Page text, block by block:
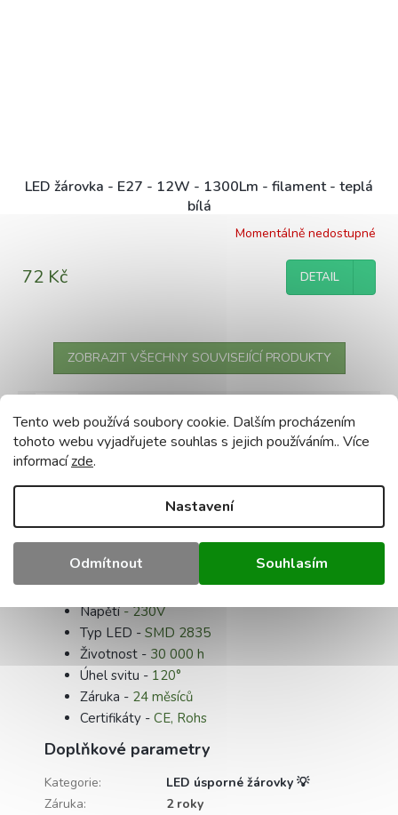
Tento web používá soubory cookie. Dalším procházením
tohoto webu vyjadřujete souhlas s jejich používáním.. Více
informacízde.
Nastavení
Odmítnout Souhlasím
LED žárovka - E27 - 12W - 1300Lm - filament - teplá
bílá
produktu
je
hvězdiček.
Momentálně nedostupné
72 Kč DETAIL
ZOBRAZIT VŠECHNY SOUVISEJÍCÍ PRODUKTY
Detailní popis produktu
Parametry:
Barva -teplá bílá
Teplota barvy -3000K
Příkon -7W
Světelný tok- 590Lm
Napětí- 230V
Typ LED - SMD 2835
Životnost - 30 000 h
Úhel svitu - 120°
Záruka - 24 měsíců
Certifikáty - CE, Rohs
Doplňkové parametry
Kategorie:
LED úsporné žárovky 💡
Záruka:
2 roky